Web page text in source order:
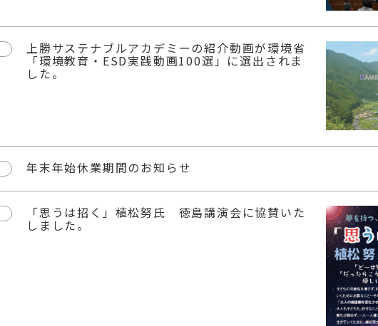
上勝サステナブルアカデミーの紹介動画が環境省
「環境教育・ESD実践動画100選」に選出されま
した。
年末年始休業期間のお知らせ
「思うは招く」植松努氏 徳島講演会に協賛いた
しました。